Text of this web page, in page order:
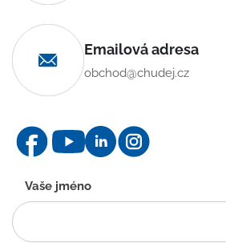
Emailová adresa
obchod@chudej.cz
Kontaktní
formulář
-
CZ
Vaše jméno